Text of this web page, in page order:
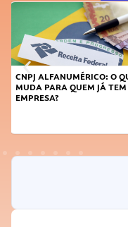
DICAS PARA OBTER